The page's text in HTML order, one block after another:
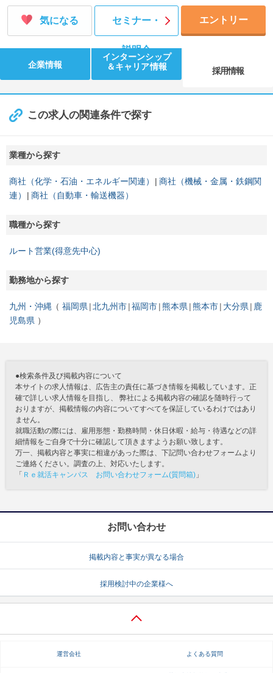
気になる セミナー・
説明会
エントリー
企業情報
インターンシップ
＆キャリア情報
採用情報
この求人の関連条件で探す
業種から探す
商社（化学・石油・エネルギー関連）
商社（機械・金属・鉄鋼関
連）
商社（自動車・輸送機器）
職種から探す
ルート営業(得意先中心)
勤務地から探す
九州・沖縄 福岡県 北九州市 福岡市 熊本県 熊本市 大分県
鹿
児島県
●検索条件及び掲載内容について
本サイトの求人情報は、広告主の責任に基づき情報を掲載しています。正
確で詳しい求人情報を目指し、 弊社による掲載内容の確認を随時行って
おりますが、掲載情報の内容についてすべてを保証しているわけではあり
ません。
就職活動の際には、雇用形態・勤務時間・休日休暇・給与・待遇などの詳
細情報をご自身で十分に確認して頂きますようお願い致します。
万一、掲載内容と事実に相違があった際は、下記問い合わせフォームより
ご連絡ください。調査の上、対応いたします。
「 Ｒｅ就活キャンパス お問い合わせフォーム(質問箱) 」
お問い合わせ
掲載内容と事実が異なる場合
採用検討中の企業様へ
運営会社 よくある質問